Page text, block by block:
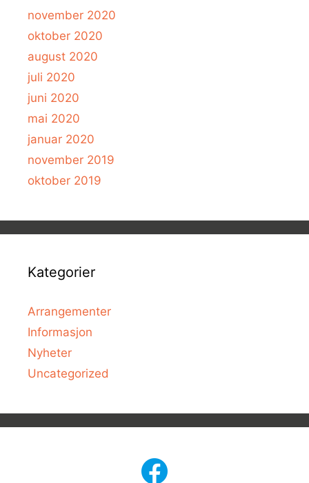
november 2020
oktober 2020
august 2020
juli 2020
juni 2020
mai 2020
januar 2020
november 2019
oktober 2019
Kategorier
Arrangementer
Informasjon
Nyheter
Uncategorized